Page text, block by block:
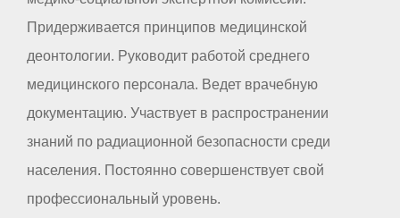
Придерживается принципов медицинской
деонтологии. Руководит работой среднего
медицинского персонала. Ведет врачебную
документацию. Участвует в распространении
знаний по радиационной безопасности среди
населения. Постоянно совершенствует свой
профессиональный уровень.